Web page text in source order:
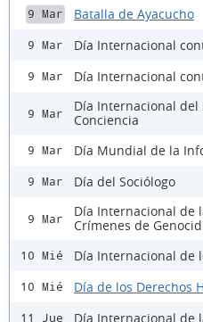
9 Mar Batalla de Ayacucho
9 Mar Día Internacional
9 Mar Día Internacional
9 Mar
Día Internacional del
Conciencia
9 Mar Día Mundial de la
9 Mar Día del Sociólogo
9 Mar
Día Internacional de
Crímenes de
10 Mié Día Internacional de
10 Mié Día de los Derechos
11 Jue Día Internacional de